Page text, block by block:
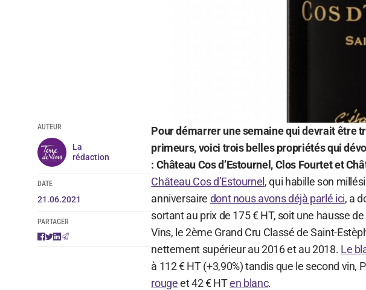
AUTEUR
La
rédaction
DATE
21.06.2021
PARTAGER
Pour démarrer une semaine qui devrait être
primeurs, voici trois belles propriétés qui
: Château Cos d’Estournel, Clos Fourtet et
Château Cos d’Estournel, qui habille son
anniversaire dont nous avons déjà parlé ici, a
sortant au prix de 175 € HT, soit une hausse
Vins, le 2ème Grand Cru Classé de Saint-
nettement supérieur au 2016 et au 2018. Le
à 112 € HT (+3,90%) tandis que le second vin,
rougeet 42 € HTen blanc.